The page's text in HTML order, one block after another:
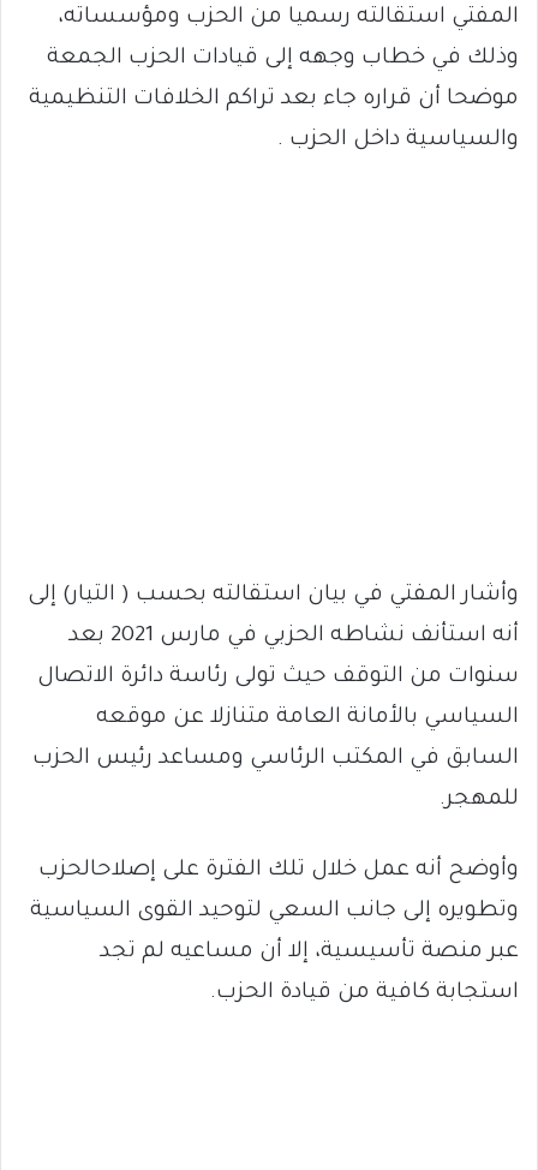
المفتي استقالته رسميا من الحزب ومؤسساته،
وذلك في خطاب وجهه إلى قيادات الحزب الجمعة
موضحا أن قراره جاء بعد تراكم الخلافات التنظيمية
والسياسية داخل الحزب .
وأشار المفتي في بيان استقالته بحسب ( التيار) إلى
أنه استأنف نشاطه الحزبي في مارس 2021 بعد
سنوات من التوقف حيث تولى رئاسة دائرة الاتصال
السياسي بالأمانة العامة متنازلا عن موقعه
السابق في المكتب الرئاسي ومساعد رئيس الحزب
للمهجر.
وأوضح أنه عمل خلال تلك الفترة على إصلاحالحزب
وتطويره إلى جانب السعي لتوحيد القوى السياسية
عبر منصة تأسيسية، إلا أن مساعيه لم تجد
استجابة كافية من قيادة الحزب.